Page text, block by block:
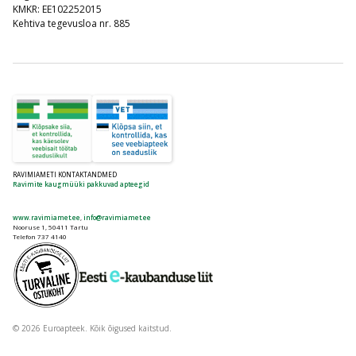
KMKR: EE102252015
Kehtiva tegevusloa nr. 885
RAVIMIAMETI KONTAKTANDMED
Ravimite kaugmüüki pakkuvad apteegid
www.ravimiamet.ee info@ravimiamet.ee
Nooruse 1, 50411 Tartu
Telefon 737 4140
© 2026 Euroapteek. Kõik õigused kaitstud.